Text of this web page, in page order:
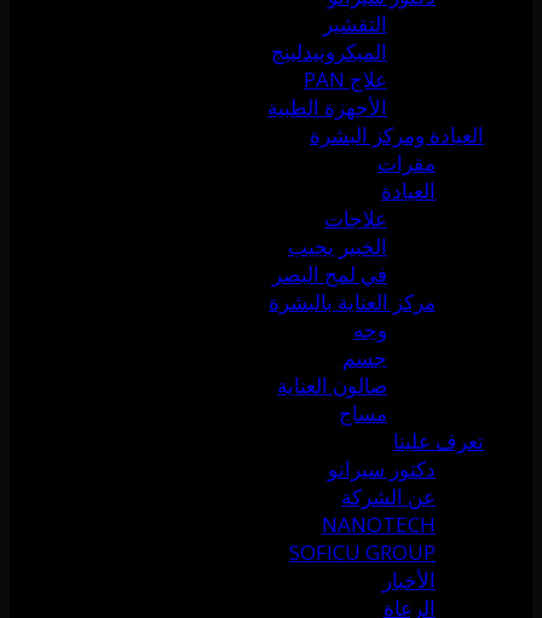
التقشير
الميكرونيدلينج
علاج PAN
الأجهزة الطبية
العيادة ومركز البشرة
مقرات
العيادة
علاجات
الخبير يجيب
في لمح البصر
مركز العناية بالبشرة
وجه
جسم
صالون العناية
مساج
تعرف علينا
دكتور سيرانو
عن الشركة
NANOTECH
SOFICU GROUP
الأخبار
الرعاة